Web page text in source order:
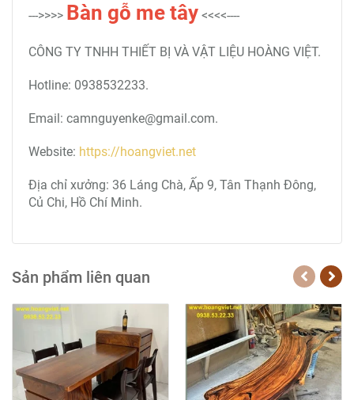
--->>>> Bàn gỗ me tây <<<<----
CÔNG TY TNHH THIẾT BỊ VÀ VẬT LIỆU HOÀNG VIỆT.
Hotline: 0938532233.
Email: camnguyenke@gmail.com.
Website: https://hoangviet.net
Địa chỉ xưởng: 36 Láng Chà, Ấp 9, Tân Thạnh Đông,
Củ Chi, Hồ Chí Minh.
Sản phẩm liên quan